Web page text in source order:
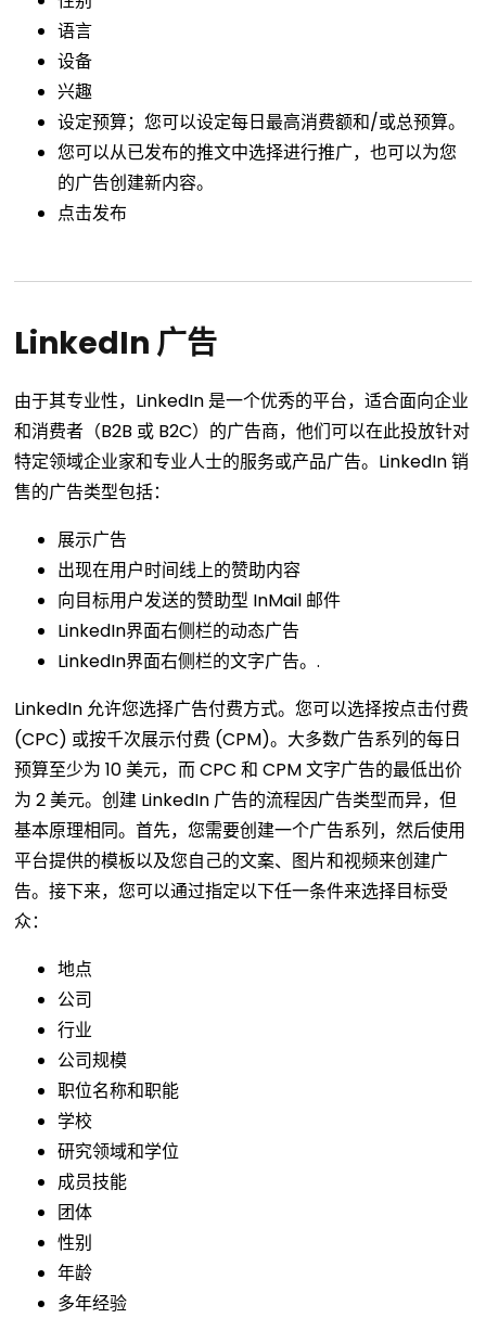
语言
设备
兴趣
设定预算；您可以设定每日最高消费额和/或总预算。
您可以从已发布的推文中选择进行推广，也可以为您
的广告创建新内容。
点击发布
LinkedIn 广告
由于其专业性，LinkedIn 是一个优秀的平台，适合面向企业
和消费者（B2B 或 B2C）的广告商，他们可以在此投放针对
特定领域企业家和专业人士的服务或产品广告。LinkedIn 销
售的广告类型包括：
展示广告
出现在用户时间线上的赞助内容
向目标用户发送的赞助型 InMail 邮件
LinkedIn界面右侧栏的动态广告
LinkedIn界面右侧栏的文字广告。.
LinkedIn 允许您选择广告付费方式。您可以选择按点击付费
(CPC) 或按千次展示付费 (CPM)。大多数广告系列的每日
预算至少为 10 美元，而 CPC 和 CPM 文字广告的最低出价
为 2 美元。创建 LinkedIn 广告的流程因广告类型而异，但
基本原理相同。首先，您需要创建一个广告系列，然后使用
平台提供的模板以及您自己的文案、图片和视频来创建广
告。接下来，您可以通过指定以下任一条件来选择目标受
众：
地点
公司
行业
公司规模
职位名称和职能
学校
研究领域和学位
成员技能
团体
性别
年龄
多年经验